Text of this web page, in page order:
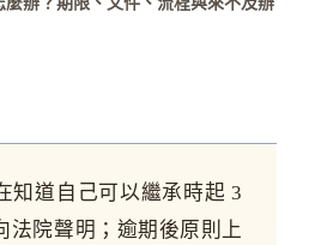
知道自己可以繼承時起 3
法院聲明；逾期後原則上